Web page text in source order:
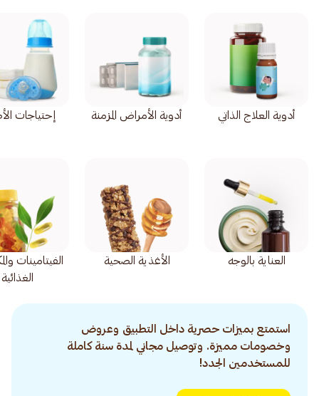
أدوية العلاج الذاتي أدوية الأمراض المزمنة إحتياجات
العناية بالوجه الأغذية الصحية
الفيتامينات
الغذائية
استمتع بميزات حصرية داخل التطبيق وعروض
وخصومات مميزة. وتوصيل مجاني لمدة سنة كاملة
للمستخدمين الجدد!